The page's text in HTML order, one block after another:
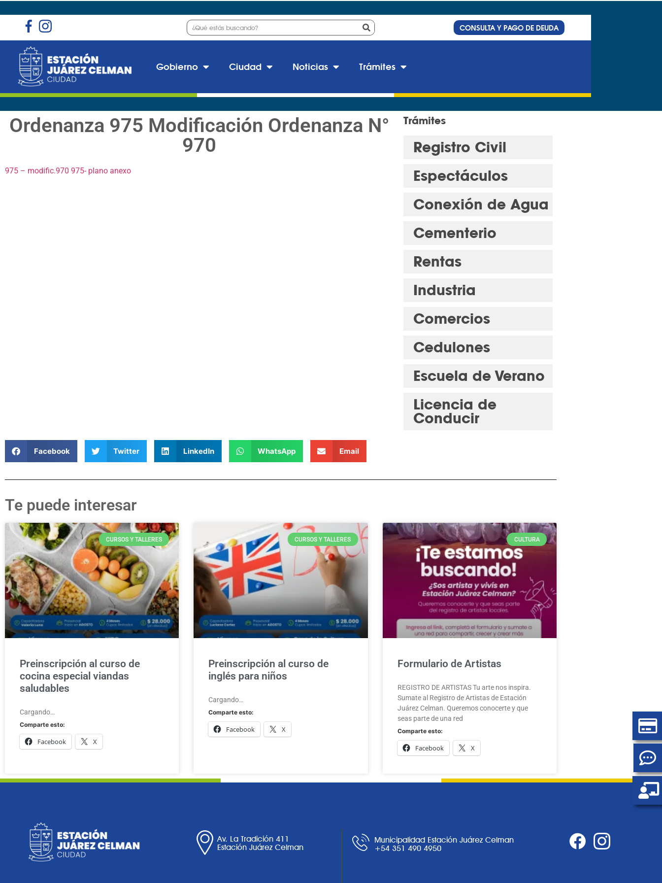
CONSULTA Y PAGO DE DEUDA
Gobierno Ciudad Noticias Trámites
Ordenanza 975 Modificación Ordenanza N°
970
975 – modific.970 975- plano anexo
Trámites
Registro Civil
Espectáculos
Conexión de Agua
Cementerio
Rentas
Industria
Comercios
Cedulones
Escuela de Verano
Licencia de
Conducir
Facebook Twitter LinkedIn WhatsApp Email
Te puede interesar
CURSOS Y TALLERES
Preinscripción al curso de
cocina especial viandas
saludables
Cargando…
Comparte esto:
Facebook X
CURSOS Y TALLERES
Preinscripción al curso de
inglés para niños
Cargando…
Comparte esto:
Facebook X
CULTURA
Formulario de Artistas
REGISTRO DE ARTISTAS Tu arte nos inspira.
Sumate al Registro de Artistas de Estación
Juárez Celman. Queremos conocerte y que
seas parte de una red
Comparte esto:
Facebook X
Av. La Tradición 411
Estación Juárez Celman
Municipalidad Estación Juárez Celman
+54 351 490 4950